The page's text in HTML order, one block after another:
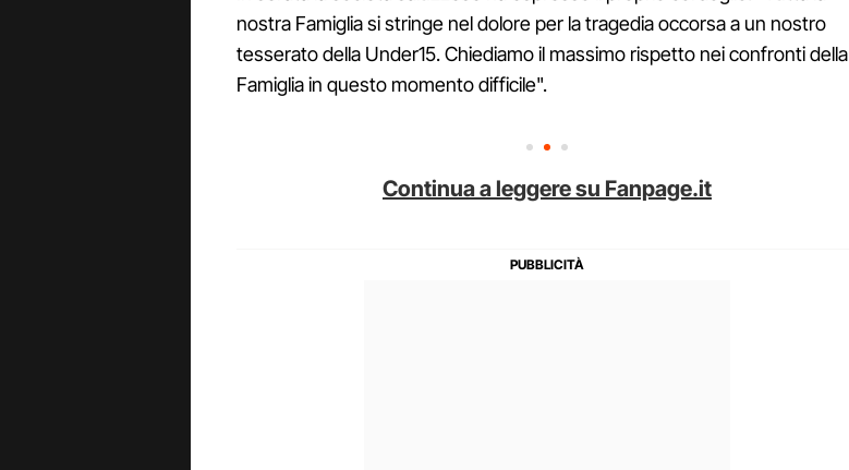
nostra Famiglia si stringe nel dolore per la tragedia occorsa a un nostro
tesserato della Under15. Chiediamo il massimo rispetto nei confronti della
Famiglia in questo momento difficile".
Continua a leggere su Fanpage.it